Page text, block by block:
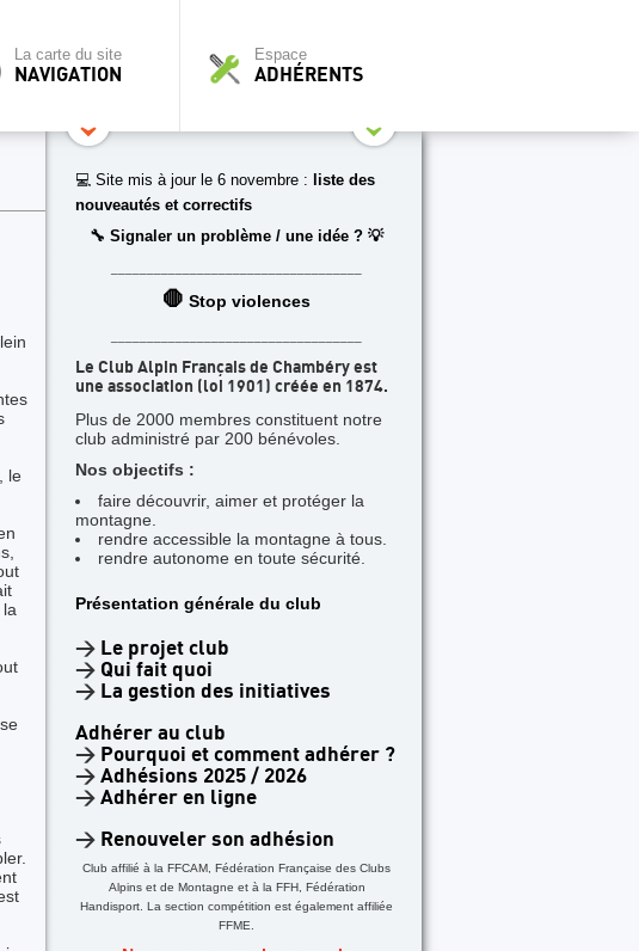
La carte du site
NAVIGATION
Espace
ADHÉRENTS
le
💻 Site mis à jour le 6 novembre : liste des
nouveautés et correctifs
🔧 Signaler un problème / une idée ? 💡
🛑 Stop violences
Le Club Alpin Français de Chambéry est
une association (loi 1901) créée en 1874.
Plus de 2000 membres constituent notre
club administré par 200 bénévoles.
Nos objectifs :
faire découvrir, aimer et protéger la
montagne.
rendre accessible la montagne à tous.
rendre autonome en toute sécurité.
Présentation générale du club
> Le projet club
> Qui fait quoi
> La gestion des initiatives
Adhérer au club
> Pourquoi et comment adhérer ?
> Adhésions 2025 / 2026
> Adhérer en ligne
> Renouveler son adhésion
Club affilié à la FFCAM, Fédération Française des Clubs
Alpins et de Montagne et à la FFH, Fédération
Handisport. La section compétition est également affiliée
FFME.